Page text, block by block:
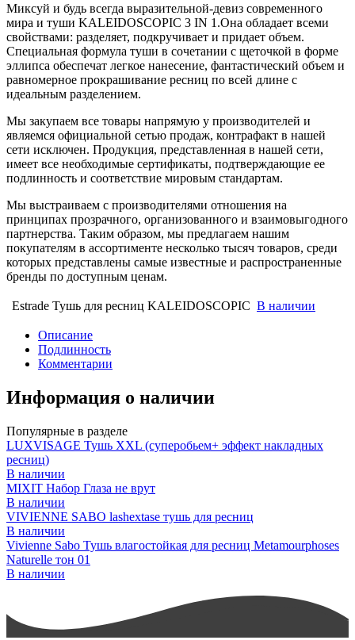
Миксуй и будь всегда выразительной-девиз современного
мира и туши KALEIDOSCOPIC 3 IN 1.Она обладает всеми
свойствами: разделяет, подкручивает и придает объем.
Специальная формула туши в сочетании с щеточкой в форме
эллипса обеспечат легкое нанесение, фантастический объем и
равномерное прокрашивание ресниц по всей длине с
идеальным разделением.
Мы закупаем все товары напрямую у производителей и
являемся официальной сетью продаж, контрафакт в нашей
сети исключен. Продукция, представленная в нашей сети,
имеет все необходимые сертификаты, подтверждающие ее
подлинность и соответствие мировым стандартам.
Мы выстраиваем с производителями отношения на
принципах прозрачного, организованного и взаимовыгодного
партнерства. Таким образом, мы предлагаем нашим
покупателям в ассортименте несколько тысяч товаров, среди
которых представлены самые известные и распространенные
бренды по доступным ценам.
Estrade Тушь для ресниц KALEIDOSCOPIC В наличии
Описание
Подлинность
Комментарии
Информация о наличии
Популярные в разделе
LUXVISAGE Тушь XXL (суперобьем+ эффект накладных
ресниц)
В наличии
MIXIT Набор Глаза не врут
В наличии
VIVIENNE SABO lashextase тушь для ресниц
В наличии
Vivienne Sabo Тушь влагостойкая для ресниц Metamourphoses
Naturelle тон 01
В наличии